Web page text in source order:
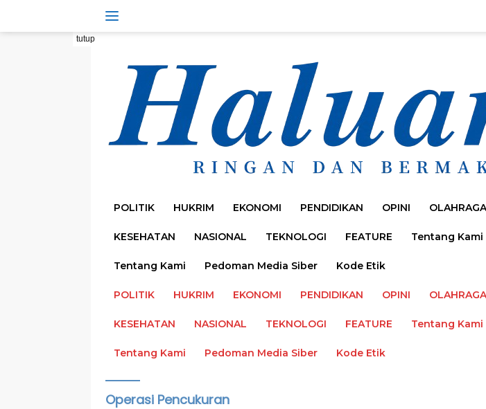
tutup
POLITIK HUKRIM EKONOMI PENDIDIKAN OPINI OLAHRAGA
KESEHATAN NASIONAL TEKNOLOGI FEATURE Tentang Kami
Tentang Kami Pedoman Media Siber Kode Etik
POLITIK HUKRIM EKONOMI PENDIDIKAN OPINI OLAHRAGA
KESEHATAN NASIONAL TEKNOLOGI FEATURE Tentang Kami
Tentang Kami Pedoman Media Siber Kode Etik
Operasi Pencukuran